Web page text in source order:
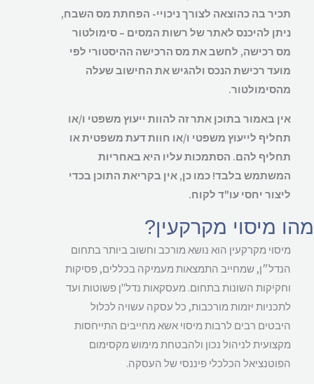
תכיר בה כהוצאה לצורך ניכויי- הפחתת מס השבח,
ניתן להיכנס לאתר של רשות המסים – סימולטור
מס רכישה, לחשב את מס הרכישה ההיסטורי לפי
מועד רכישת הנכס ולהגיש את החישוב שעלה
מהסימולטור.
אין באמור בתוכן אתר זה להוות ייעוץ משפטי ו/או
תחליף לייעוץ משפטי ו/או חוות דעת משפטית או
תחליף להם. הסתמכות עליו היא באחריות
המשתמש בלבד! כמו כן, אין בקריאת התוכן בכדי
ליצור יחסי עו"ד לקוח.
מיסוי מקרקעין?
מיסוי מקרקעין הוא נושא מורכב וחשוב ביותר בתחום
הנדל״ן, שמחייב התמצאות מעמיקה בכללים, פסיקות
וחקיקות השונות בתחום. מעסקאות נדל"ן פשוטות ועד
לתכניות יזמות מורכבות, כל עסקה עשויה לכלול
היבטים רבים לרבות מיסוי אשא מחייבים התייחסות
מקצועית לניהול נכון ולהבטחת מימוש מקסימום
הפוטנציאל הכלכלי פיננסי של העסקה.